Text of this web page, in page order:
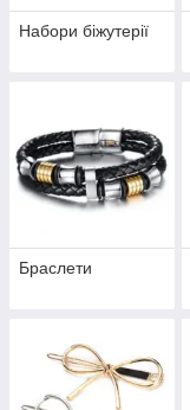
Набори біжутерії
Браслети